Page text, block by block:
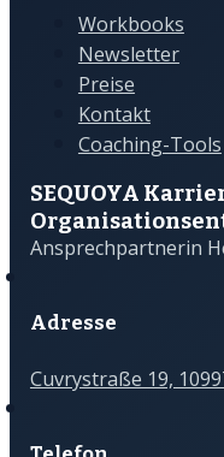
Workbooks
Newsletter
Preise
Kontakt
Coaching-Tools
SEQUOYA
Ansprechpartnerin
Adresse
Cuvrystraße 19,